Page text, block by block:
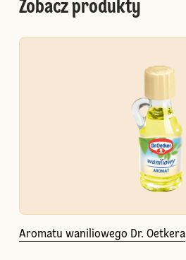
Zobacz produkty
Aromatu waniliowego Dr. Oetkera